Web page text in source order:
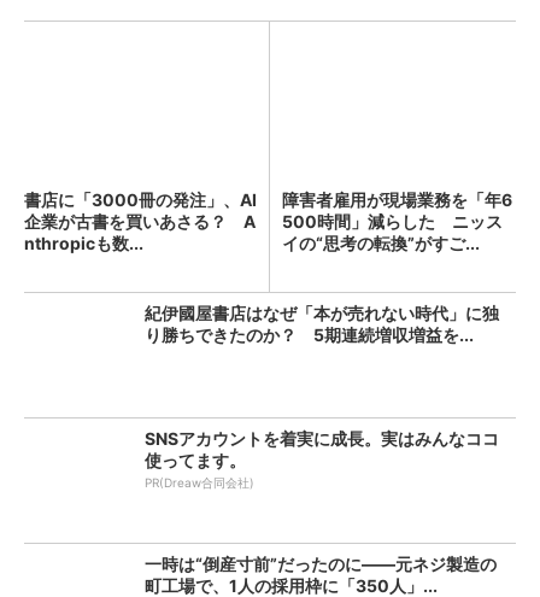
書店に「3000冊の発注」、AI
企業が古書を買いあさる？ A
nthropicも数...
障害者雇用が現場業務を「年6
500時間」減らした ニッス
イの“思考の転換”がすご...
紀伊國屋書店はなぜ「本が売れない時代」に独
り勝ちできたのか？ 5期連続増収増益を...
SNSアカウントを着実に成長。実はみんなココ
使ってます。
PR(Dreaw合同会社)
一時は“倒産寸前”だったのに――元ネジ製造の
町工場で、1人の採用枠に「350人」...